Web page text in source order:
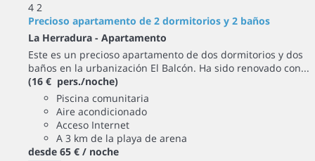
4 2
Precioso apartamento de 2 dormitorios y 2 baños
La Herradura - Apartamento
Este es un precioso apartamento de dos dormitorios y dos
baños en la urbanización El Balcón. Ha sido renovado con...
(16 € pers./noche)
Piscina comunitaria
Aire acondicionado
Acceso Internet
A 3 km de la playa de arena
desde 65 € / noche